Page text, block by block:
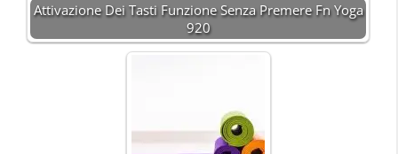
Attivazione Dei Tasti Funzione Senza Premere Fn Yoga
920